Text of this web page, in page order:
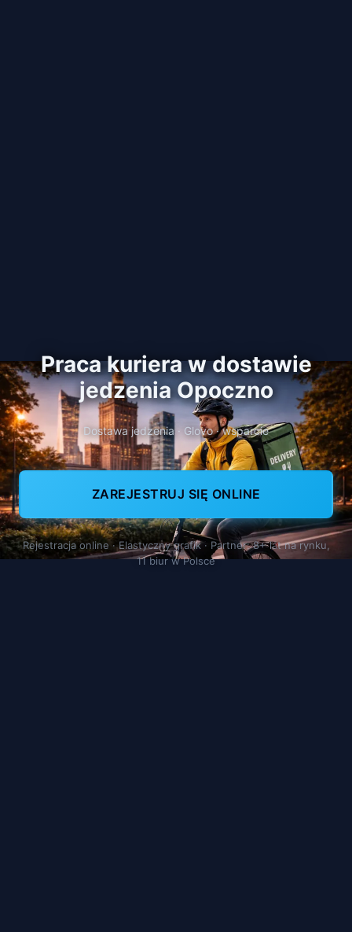
Praca kuriera w dostawie
jedzenia Opoczno
Dostawa jedzenia · Glovo · wsparcie
ZAREJESTRUJ SIĘ ONLINE
Rejestracja online · Elastyczny grafik · Partner: 8+ lat na rynku,
11 biur w Polsce